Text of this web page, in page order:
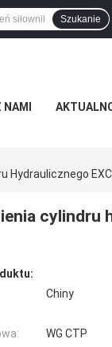
Szukanie
cylindru
Chiny
WG CTP